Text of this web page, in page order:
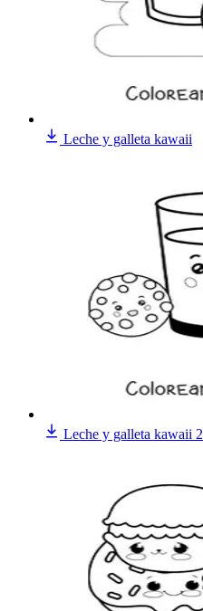
Leche y galleta kawaii
Leche y galleta kawaii 2